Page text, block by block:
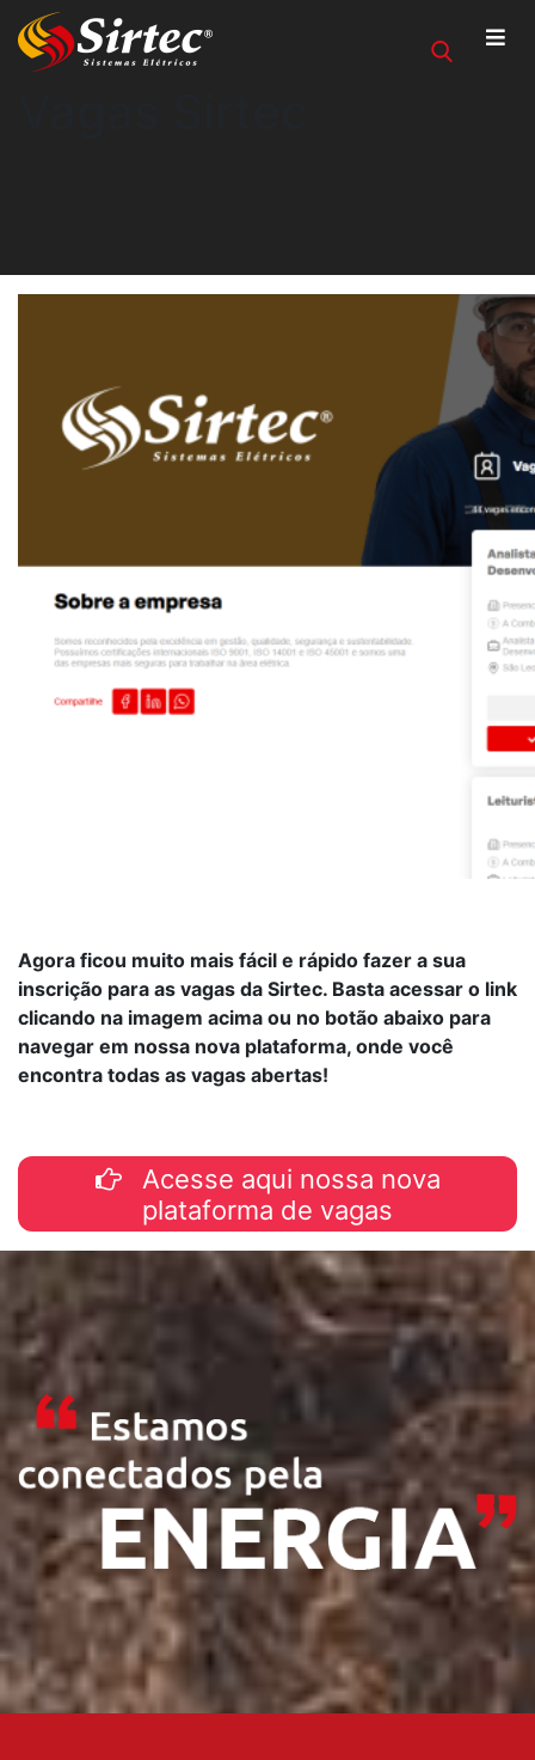
Agora ficou muito mais fácil e rápido fazer a sua
inscrição para as vagas da Sirtec. Basta acessar o link
clicando na imagem acima ou no botão abaixo para
navegar em nossa nova plataforma, onde você
encontra todas as vagas abertas!
Acesse aqui nossa nova
plataforma de vagas